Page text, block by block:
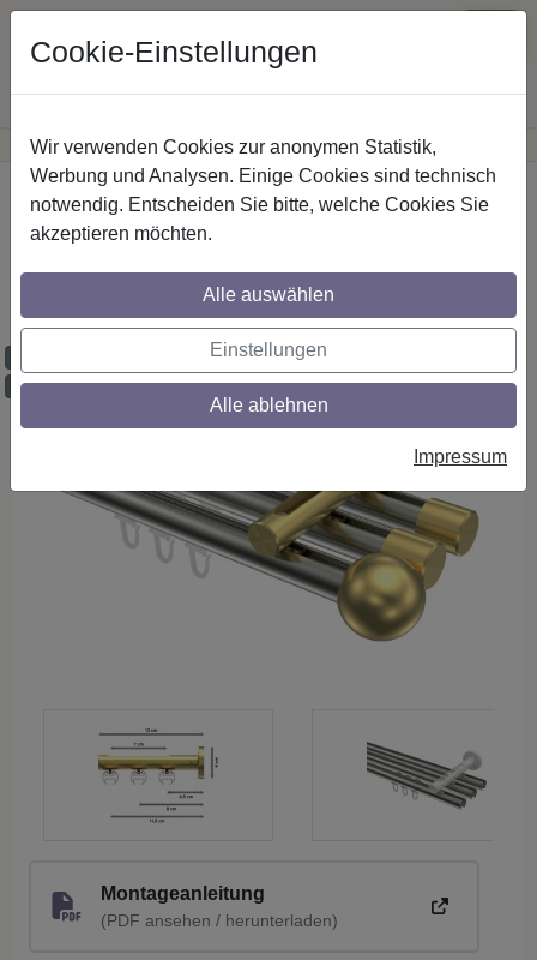
Günstige Versandkosteninnerhalb Österreichs· Sichere Zahlung
Startseite Innenlaufstangen Edelstahl-Optik
Gardinenstangen mit Innenlauf aus
Edelstahl-Optik / Messing-Optik in 20 mm
Ø, 3-läufig, Modell SITENO - Luino
Ausklinkung möglich
Montageanleitung
(PDF ansehen / herunterladen)
Cookie-Einstellungen
Wir verwenden Cookies zur anonymen Statistik,
Werbung und Analysen. Einige Cookies sind technisch
notwendig. Entscheiden Sie bitte, welche Cookies Sie
akzeptieren möchten.
Alle auswählen
Einstellungen
Alle ablehnen
Impressum